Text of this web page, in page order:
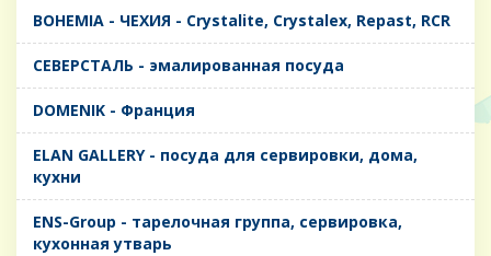
BOHEMIA - ЧЕХИЯ - Crystalite, Crystalex, Repast, RCR
CЕВЕРСТАЛЬ - эмалированная посуда
DOMENIK - Франция
ELAN GALLERY - посуда для сервировки, дома,
кухни
ENS-Group - тарелочная группа, сервировка,
кухонная утварь